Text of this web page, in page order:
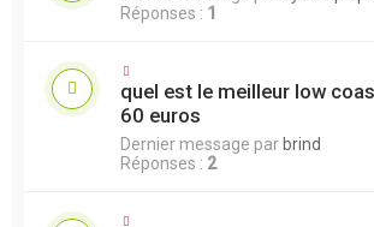
Réponses : 1
quel est le meilleur low
60 euros
Dernier message parbrind
Réponses : 2